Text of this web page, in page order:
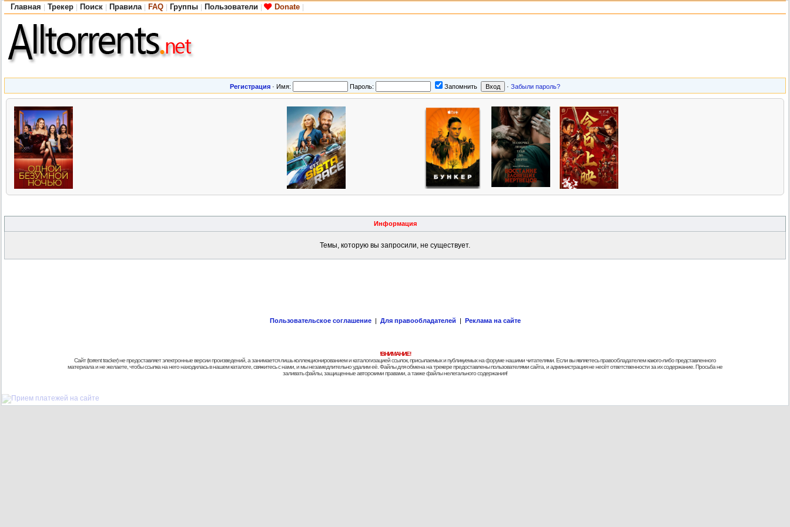
Главная Трекер Поиск Правила FAQ Группы Пользователи Donate
Регистрация · Имя: Пароль: Запомнить · Забыли пароль?
Информация
Темы, которую вы запросили, не существует.
Пользовательское соглашение | Для правообладателей | Реклама на сайте
!ВНИМАНИЕ!
Сайт (torrent tracker) не предоставляет электронные версии произведений, а занимается лишь коллекционированием и каталогизацией ссылок, присылаемых и публикуемых на форуме нашими читателями. Если вы являетесь правообладателем какого-либо представленного
материала и не желаете, чтобы ссылка на него находилась в нашем каталоге, свяжитесь с нами, и мы незамедлительно удалим её. Файлы для обмена на трекере предоставлены пользователями сайта, и администрация не несёт ответственности за их содержание. Просьба не
заливать файлы, защищенные авторскими правами, а также файлы нелегального содержания!